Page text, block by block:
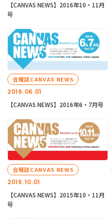
【CANVAS NEWS】2016年10・11月
号
2016.06.01
会報誌CANVAS NEWS
【CANVAS NEWS】2016年6・7月号
2015.10.01
会報誌CANVAS NEWS
【CANVAS NEWS】2015年10・11月
号